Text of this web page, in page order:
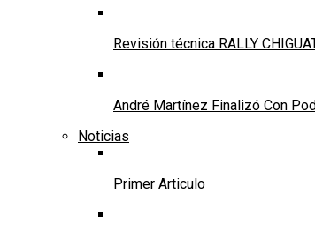
Revisión técnica RALLY
André Martínez Finalizó Con
Noticias
Primer Articulo